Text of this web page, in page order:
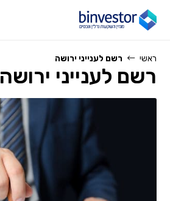
content
ראשי רשם לענייני ירושה
רשם לענייני ירושה